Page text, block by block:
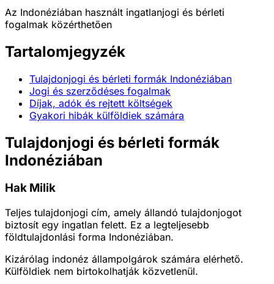
Az Indonéziában használt ingatlanjogi és bérleti
fogalmak közérthetően
Tartalomjegyzék
Tulajdonjogi és bérleti formák Indonéziában
Jogi és szerződéses fogalmak
Díjak, adók és rejtett költségek
Gyakori hibák külföldiek számára
Tulajdonjogi és bérleti formák
Indonéziában
Hak Milik
Teljes tulajdonjogi cím, amely állandó tulajdonjogot
biztosít egy ingatlan felett. Ez a legteljesebb
földtulajdonlási forma Indonéziában.
Kizárólag indonéz állampolgárok számára elérhető.
Külföldiek nem birtokolhatják közvetlenül.